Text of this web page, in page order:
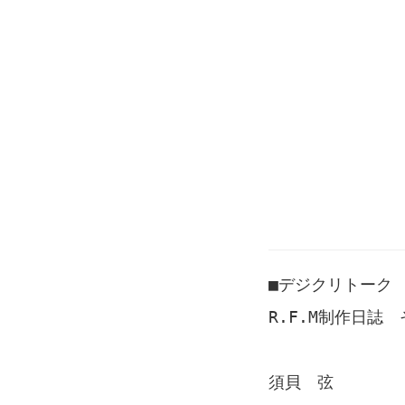
■デジクリトーク
R.F.M制作日誌
須貝 弦